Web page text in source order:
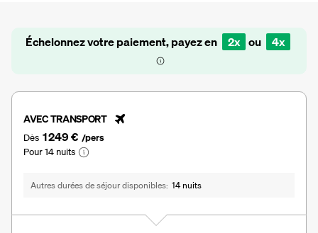
Échelonnez votre paiement, payez en 2x ou 4x
AVEC TRANSPORT
Dès 1 249 € /pers
Pour 14 nuits
Autres durées de séjour disponibles 14 nuits